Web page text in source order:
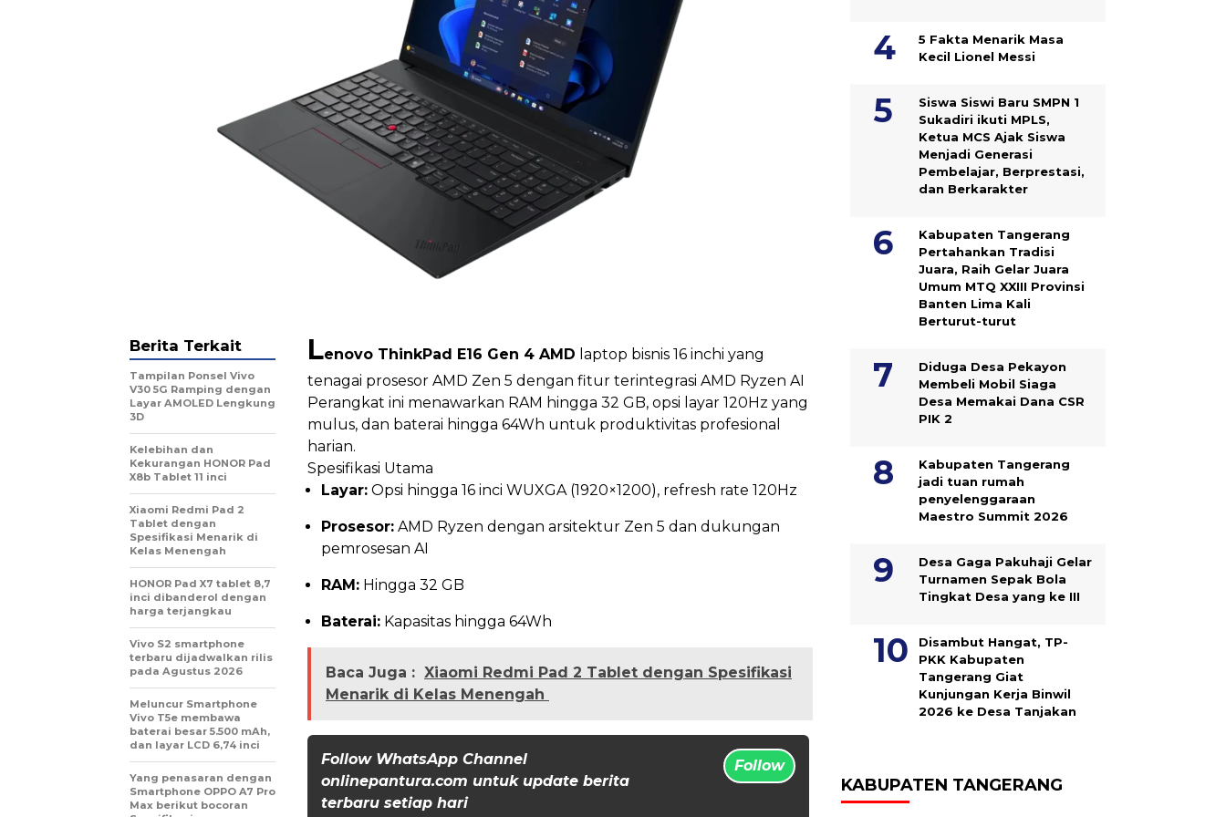
Lenovo ThinkPad E16 Gen 4 AMD laptop bisnis 16 inchi yang
tenagai prosesor AMD Zen 5 dengan fitur terintegrasi AMD Ryzen AI
Perangkat ini menawarkan RAM hingga 32 GB, opsi layar 120Hz yang
mulus, dan baterai hingga 64Wh untuk produktivitas profesional
harian.
Spesifikasi Utama
Layar: Opsi hingga 16 inci WUXGA (1920×1200), refresh rate 120Hz
Prosesor: AMD Ryzen dengan arsitektur Zen 5 dan dukungan
pemrosesan AI
RAM: Hingga 32 GB
Baterai: Kapasitas hingga 64Wh
Baca Juga : Xiaomi Redmi Pad 2 Tablet dengan Spesifikasi
Menarik di Kelas Menengah
Follow WhatsApp Channel
onlinepantura.com untuk update berita
terbaru setiap hari
Follow
Berita Terkait
Tampilan Ponsel Vivo
V30 5G Ramping dengan
Layar AMOLED Lengkung
3D
Kelebihan dan
Kekurangan HONOR Pad
X8b Tablet 11 inci
Xiaomi Redmi Pad 2
Tablet dengan
Spesifikasi Menarik di
Kelas Menengah
HONOR Pad X7 tablet 8,7
inci dibanderol dengan
harga terjangkau
Vivo S2 smartphone
terbaru dijadwalkan rilis
pada Agustus 2026
Meluncur Smartphone
Vivo T5e membawa
baterai besar 5.500 mAh,
dan layar LCD 6,74 inci
Yang penasaran dengan
Smartphone OPPO A7 Pro
Max berikut bocoran
5 Fakta Menarik Masa
Kecil Lionel Messi
Siswa Siswi Baru SMPN 1
Sukadiri ikuti MPLS,
Ketua MCS Ajak Siswa
Menjadi Generasi
Pembelajar, Berprestasi,
dan Berkarakter
Kabupaten Tangerang
Pertahankan Tradisi
Juara, Raih Gelar Juara
Umum MTQ XXIII Provinsi
Banten Lima Kali
Berturut-turut
Diduga Desa Pekayon
Membeli Mobil Siaga
Desa Memakai Dana CSR
PIK 2
Kabupaten Tangerang
jadi tuan rumah
penyelenggaraan
Maestro Summit 2026
Desa Gaga Pakuhaji Gelar
Turnamen Sepak Bola
Tingkat Desa yang ke III
Disambut Hangat, TP-
PKK Kabupaten
Tangerang Giat
Kunjungan Kerja Binwil
2026 ke Desa Tanjakan
KABUPATEN TANGERANG